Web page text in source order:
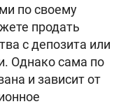
по своему
продать
с депозита или
Однако сама по
и зависит от